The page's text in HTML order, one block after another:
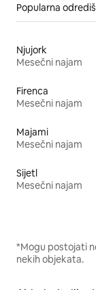
Popularna
Njujork
Mesečni najam
Firenca
Mesečni najam
Majami
Mesečni najam
Sijetl
Mesečni najam
*Mogu postojati
nekih objekata.